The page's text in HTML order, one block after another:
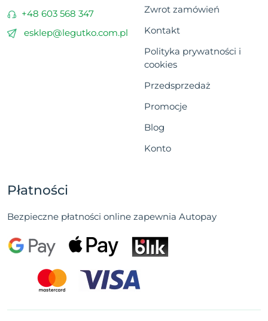
+48 603 568 347
esklep@legutko.com.pl
Zwrot zamówień
Kontakt
Polityka prywatności i
cookies
Przedsprzedaż
Promocje
Blog
Konto
Płatności
Bezpieczne płatności online zapewnia Autopay